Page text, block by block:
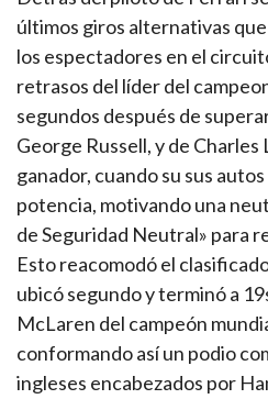
últimos giros alternativas
los espectadores en el
retrasos del líder del
segundos después de
George Russell, y de
ganador, cuando su sus
potencia, motivando una
de Seguridad Neutral» para
Esto reacomodó el
ubicó segundo y terminó a
McLaren del campeón
conformando así un podio
ingleses encabezados por